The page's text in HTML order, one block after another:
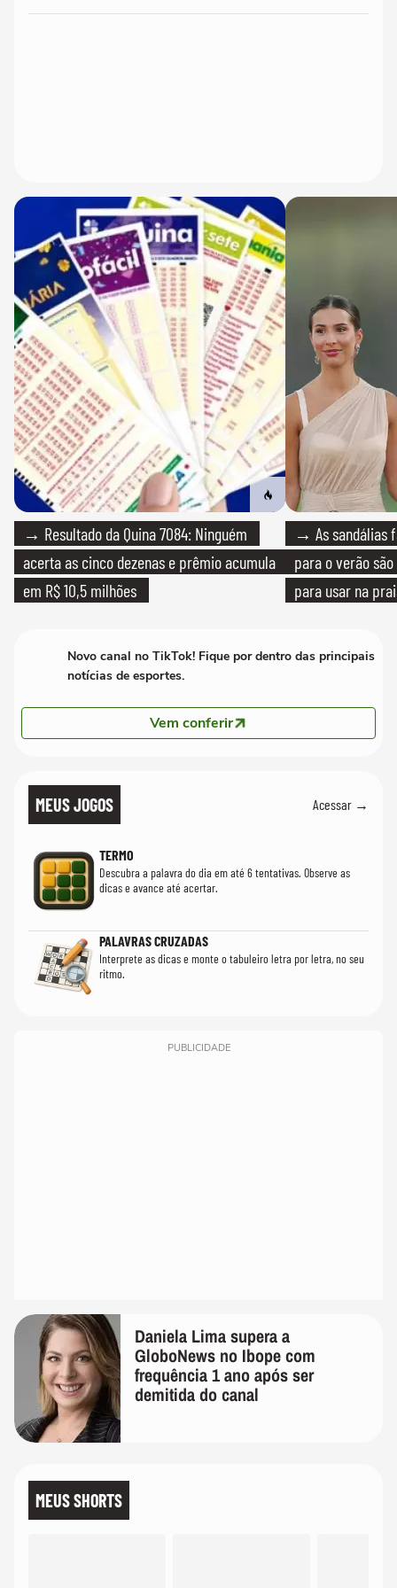
→ Resultado da Quina 7084: Ninguém
acerta as cinco dezenas e prêmio acumula
em R$ 10,5 milhões
→ As sandálias
para o verão
para usar na
Novo canal no TikTok! Fique por dentro das principais
notícias de esportes.
Vem conferir
MEUS JOGOS Acessar →
TERMO
Descubra a palavra do dia em até 6 tentativas. Observe as
dicas e avance até acertar.
PALAVRAS CRUZADAS
Interprete as dicas e monte o tabuleiro letra por letra, no seu
ritmo.
PUBLICIDADE
Daniela Lima supera a
GloboNews no Ibope com
frequência 1 ano após ser
demitida do canal
MEUS SHORTS